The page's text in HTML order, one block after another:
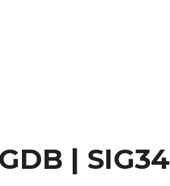
| SIG34